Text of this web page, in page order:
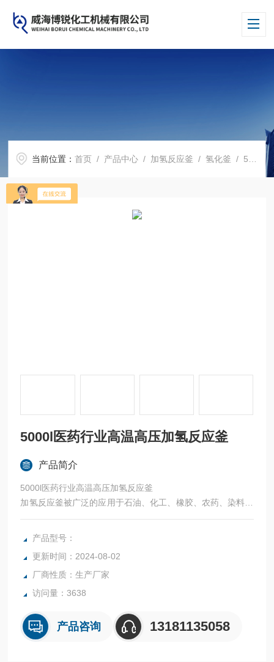
当前位置：首页 / 产品中心 / 加氢反应釜 /氢化釜 / 5000l医药行业高温高压加氢反应釜
5000l医药行业高温高压加氢反应釜
产品简介
5000l医药行业高温高压加氢反应釜
加氢反应釜被广泛的应用于石油、化工、橡胶、农药、染料、
医药、食品等行业，加氢反应釜的工作原理是通过高速搅拌使
氢气、催化剂以及物料充分混合，从而达到快速反应的效果。
产品型号：
更新时间：2024-08-02
厂商性质：生产厂家
访问量：3638
产品咨询 13181135058